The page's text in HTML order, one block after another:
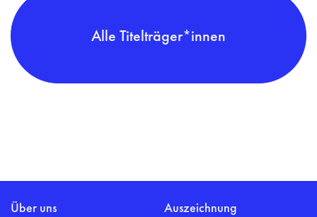
Alle Titelträger*innen
Über uns Auszeichnung